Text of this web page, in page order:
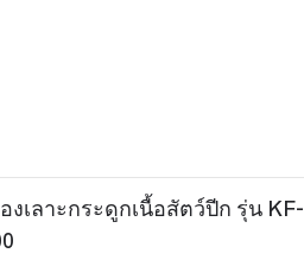
งเลาะกระดูกเนื้อสัตว์ปีก รุ่น KF-